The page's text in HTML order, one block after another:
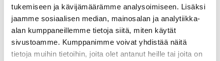
tukemiseen ja kävijämäärämme analysoimiseen. Lisäksi
jaamme sosiaalisen median, mainosalan ja analytiikka-
alan kumppaneillemme tietoja siitä, miten käytät
sivustoamme. Kumppanimme voivat yhdistää näitä
tietoja muihin tietoihin, joita olet antanut heille tai joita on